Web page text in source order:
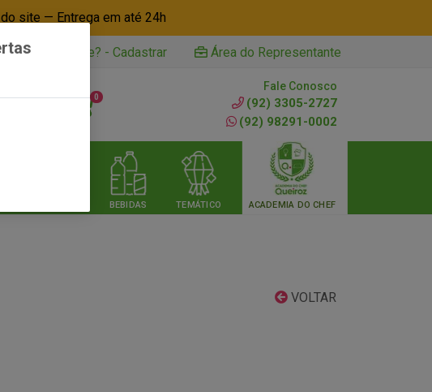
site — Entrega em até 24h
Não é cliente? - Cadastrar Área do Representante
0
Fale Conosco
(92) 3305-2727
(92) 98291-0002
BEBIDAS TEMÁTICO ACADEMIA DO CHEF
VOLTAR